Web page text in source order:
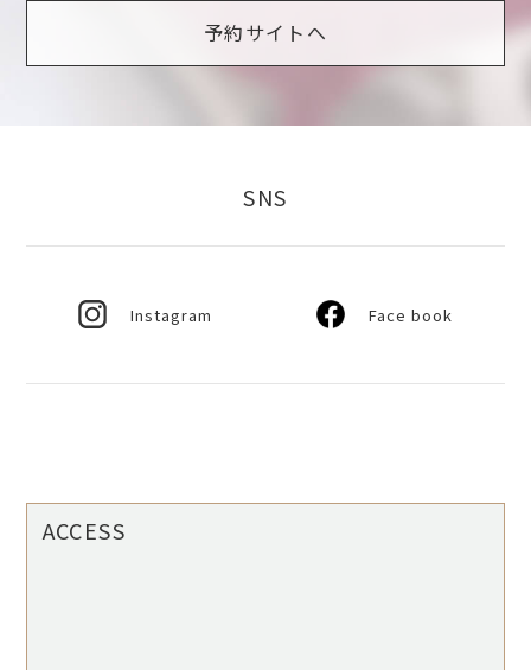
予約サイトへ
SNS
Instagram Face book
ACCESS